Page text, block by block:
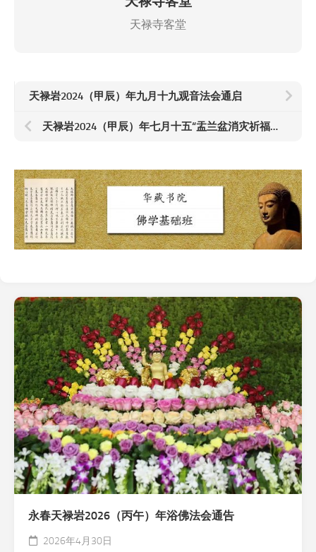
天禄寺客堂
天禄岩2024（甲辰）年九月十九观音法会通启
天禄岩2024（甲辰）年七月十五“盂兰盆消灾祈福普度报恩法会”通启
永春天禄岩2026（丙午）年浴佛法会通告
2026年4月30日